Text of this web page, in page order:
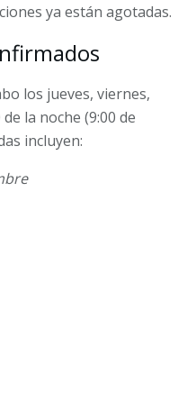
ya están agotadas.
los jueves, viernes,
la noche (9:00 de
incluyen: